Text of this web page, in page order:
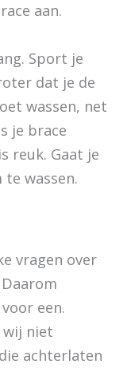
aan.
Sport je
dat je de
wassen, net
je brace
reuk. Gaat je
wassen.
vragen over
een.
wij niet
achterlaten